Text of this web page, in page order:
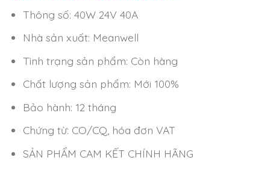
Thông số: 40W 24V 40A
Nhà sản xuất: Meanwell
Tình trạng sản phẩm: Còn hàng
Chất lượng sản phẩm: Mới 100%
Bảo hành: 12 tháng
Chứng từ: CO/CQ, hóa đơn VAT
SẢN PHẨM CAM KẾT CHÍNH HÃNG